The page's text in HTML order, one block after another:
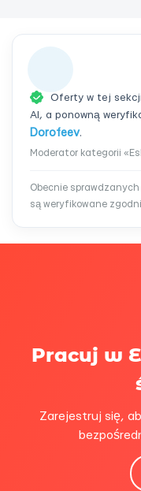
Oferty w tej
AI, a ponowną
Dorofeev.
Moderator kategorii
Obecnie
są weryfikowane
Pracuj w
Zarejestruj się,